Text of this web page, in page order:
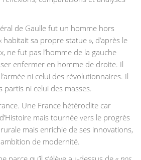
de Gaulle fut un homme hors
sa propre statue », d’après le
ne fut pas l’homme de la gauche
enfermer en homme de droite. Il
ni celui des révolutionnaires. Il
partis ni celui des masses.
Une France hétéroclite car
mais tournée vers le progrès
mais enrichie de ses innovations,
de modernité.